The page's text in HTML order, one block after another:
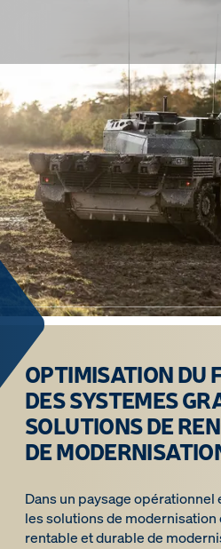
OPTIMISATION DU
DES SYSTEMES
SOLUTIONS DE
DE
Dans un paysage
les solutions de
rentable et durable de